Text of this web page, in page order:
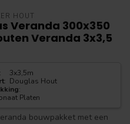
HOUT
Veranda 300x350
Veranda 3x3,5
:
3x3,5m
: Douglas Hout
:
Platen
bouwpakket met een